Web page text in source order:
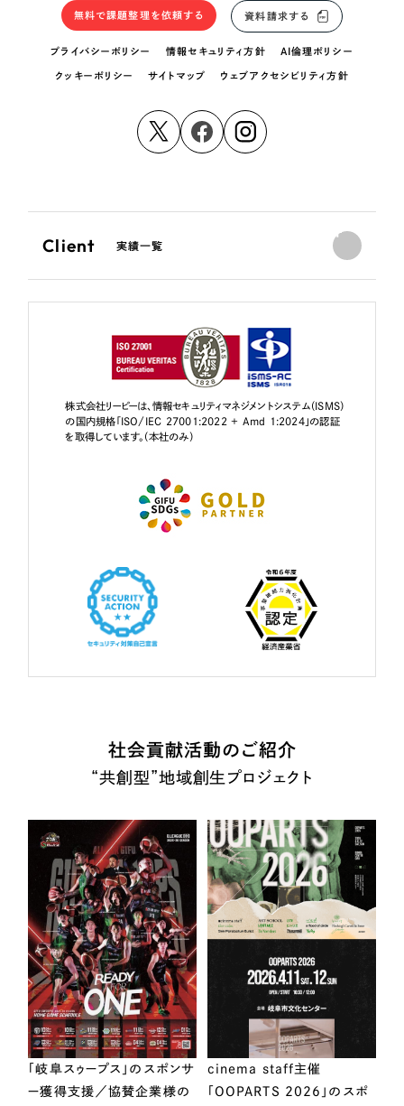
無料で課題整理を依頼する 資料請求する
プライバシーポリシー 情報セキュリティ方針 AI倫理ポリシー
クッキーポリシー サイトマップ ウェブアクセシビリティ方針
Client 実績一覧
株式会社リーピーは、情報セキュリティマネジメントシステム（ISMS）
の国内規格「ISO/IEC 27001:2022 + Amd 1:2024」の認証
を取得しています。（本社のみ）
社会貢献活動のご紹介
“共創型”地域創生プロジェクト
「岐阜スゥープス」のスポンサ
ー獲得支援／協賛企業様の
cinema staff主催
「OOPARTS 2026」のスポ